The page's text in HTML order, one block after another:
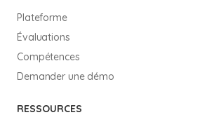
Plateforme
Évaluations
Compétences
Demander une démo
RESSOURCES